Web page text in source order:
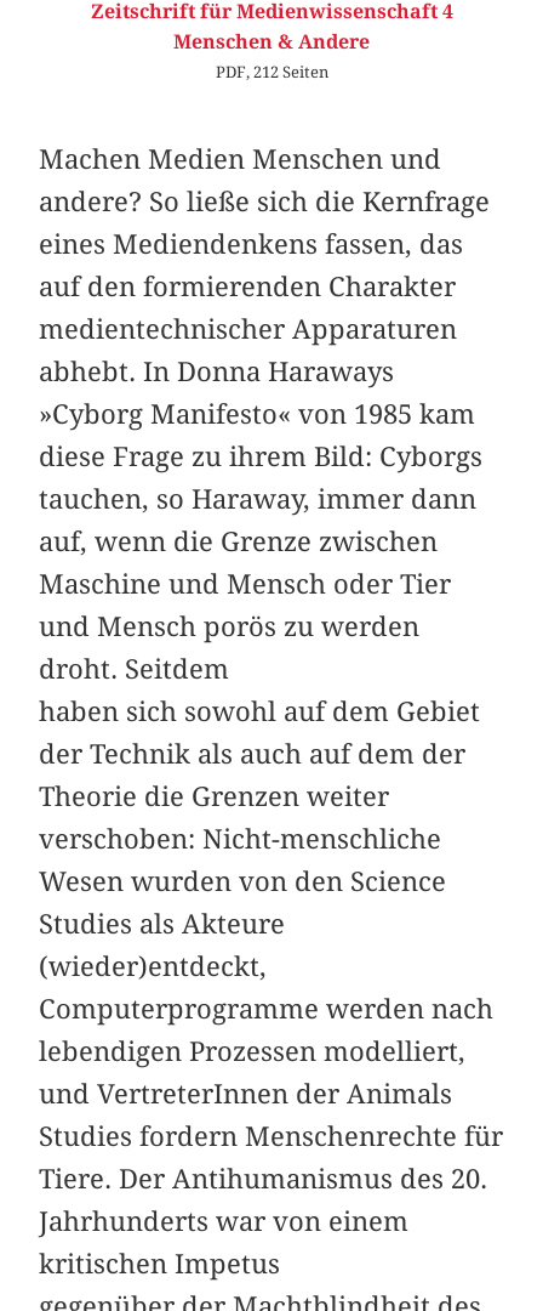
Zeitschrift für Medienwissenschaft 4
Menschen & Andere
PDF, 212 Seiten
Machen Medien Menschen und
andere? So ließe sich die Kernfrage
eines Mediendenkens fassen, das
auf den formierenden Charakter
medientechnischer Apparaturen
abhebt. In Donna Haraways
»Cyborg Manifesto« von 1985 kam
diese Frage zu ihrem Bild: Cyborgs
tauchen, so Haraway, immer dann
auf, wenn die Grenze zwischen
Maschine und Mensch oder Tier
und Mensch porös zu werden
droht. Seitdem
haben sich sowohl auf dem Gebiet
der Technik als auch auf dem der
Theorie die Grenzen weiter
verschoben: Nicht-menschliche
Wesen wurden von den Science
Studies als Akteure
(wieder)entdeckt,
Computerprogramme werden nach
lebendigen Prozessen modelliert,
und VertreterInnen der Animals
Studies fordern Menschenrechte für
Tiere. Der Antihumanismus des 20.
Jahrhunderts war von einem
kritischen Impetus